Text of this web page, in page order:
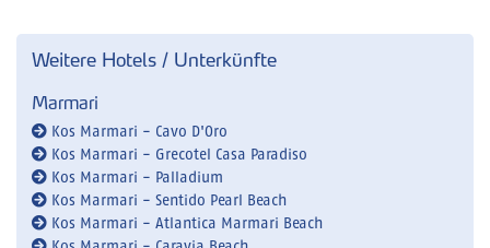
Weitere Hotels / Unterkünfte
Marmari
Kos Marmari - Cavo D'Oro
Kos Marmari - Grecotel Casa Paradiso
Kos Marmari - Palladium
Kos Marmari - Sentido Pearl Beach
Kos Marmari - Atlantica Marmari Beach